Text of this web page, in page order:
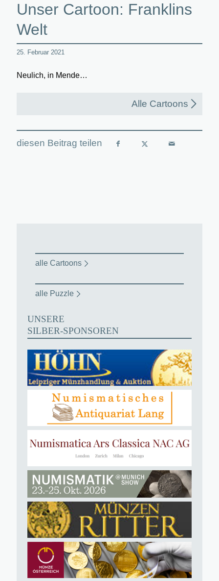
Unser Cartoon: Franklins
Welt
25. Februar 2021
Neulich, in Mende…
Alle Cartoons
alle Cartoons
alle Puzzle
UNSERE
SILBER-SPONSOREN